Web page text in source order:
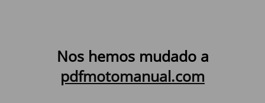
Nos hemos mudado a
pdfmotomanual.com